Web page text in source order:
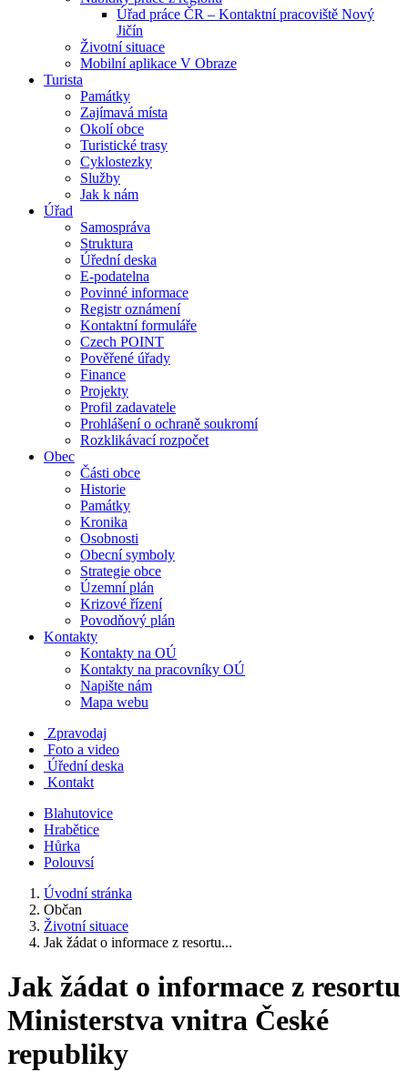
Úřad práce ČR – Kontaktní pracoviště Nový
Jičín
Životní situace
Mobilní aplikace V Obraze
Turista
Památky
Zajímavá místa
Okolí obce
Turistické trasy
Cyklostezky
Služby
Jak k nám
Úřad
Samospráva
Struktura
Úřední deska
E-podatelna
Povinné informace
Registr oznámení
Kontaktní formuláře
Czech POINT
Pověřené úřady
Finance
Projekty
Profil zadavatele
Prohlášení o ochraně soukromí
Rozklikávací rozpočet
Obec
Části obce
Historie
Památky
Kronika
Osobnosti
Obecní symboly
Strategie obce
Územní plán
Krizové řízení
Povodňový plán
Kontakty
Kontakty na OÚ
Kontakty na pracovníky OÚ
Napište nám
Mapa webu
Zpravodaj
Foto a video
Úřední deska
Kontakt
Blahutovice
Hrabětice
Hůrka
Polouvsí
Úvodní stránka
Občan
Životní situace
Jak žádat o informace z resortu...
Jak žádat o informace z resortu
Ministerstva vnitra České
republiky